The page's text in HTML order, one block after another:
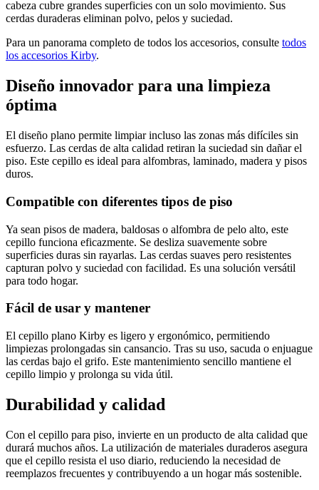
cabeza cubre grandes superficies con un solo movimiento. Sus
cerdas duraderas eliminan polvo, pelos y suciedad.
Para un panorama completo de todos los accesorios, consulte todos
los accesorios Kirby.
Diseño innovador para una limpieza
óptima
El diseño plano permite limpiar incluso las zonas más difíciles sin
esfuerzo. Las cerdas de alta calidad retiran la suciedad sin dañar el
piso. Este cepillo es ideal para alfombras, laminado, madera y pisos
duros.
Compatible con diferentes tipos de piso
Ya sean pisos de madera, baldosas o alfombra de pelo alto, este
cepillo funciona eficazmente. Se desliza suavemente sobre
superficies duras sin rayarlas. Las cerdas suaves pero resistentes
capturan polvo y suciedad con facilidad. Es una solución versátil
para todo hogar.
Fácil de usar y mantener
El cepillo plano Kirby es ligero y ergonómico, permitiendo
limpiezas prolongadas sin cansancio. Tras su uso, sacuda o enjuague
las cerdas bajo el grifo. Este mantenimiento sencillo mantiene el
cepillo limpio y prolonga su vida útil.
Durabilidad y calidad
Con el cepillo para piso, invierte en un producto de alta calidad que
durará muchos años. La utilización de materiales duraderos asegura
que el cepillo resista el uso diario, reduciendo la necesidad de
reemplazos frecuentes y contribuyendo a un hogar más sostenible.